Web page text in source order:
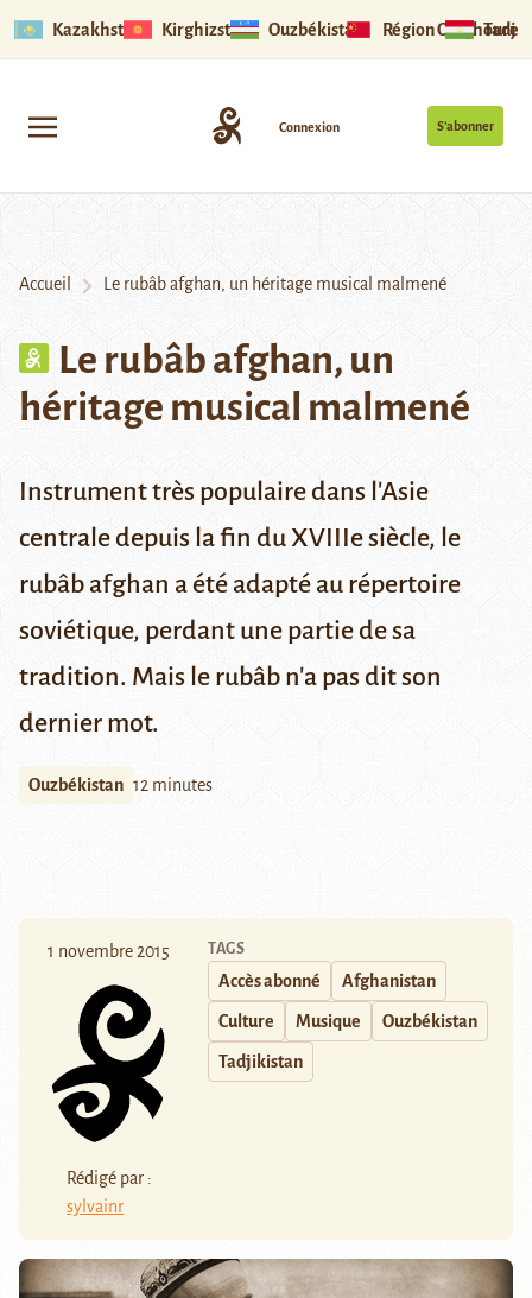
Kazakhstan Kirghizstan Ouzbékistan Région Ouïghoure
S’abonner
Connexion
Accueil Le rubâb afghan, un héritage musical malmené
Le rubâb afghan, un
héritage musical malmené
Instrument très populaire dans l'Asie
centrale depuis la fin du XVIIIe siècle, le
rubâb afghan a été adapté au répertoire
soviétique, perdant une partie de sa
tradition. Mais le rubâb n'a pas dit son
dernier mot.
Ouzbékistan 12 minutes
1 novembre 2015
Rédigé par :
sylvainr
TAGS
Accès abonné Afghanistan
Culture Musique Ouzbékistan
Tadjikistan